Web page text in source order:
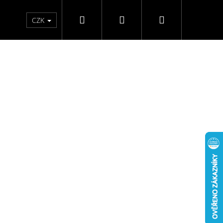
Kontakty Hodnocení obchodu
CZK Hledat PřihlášeníNákupní